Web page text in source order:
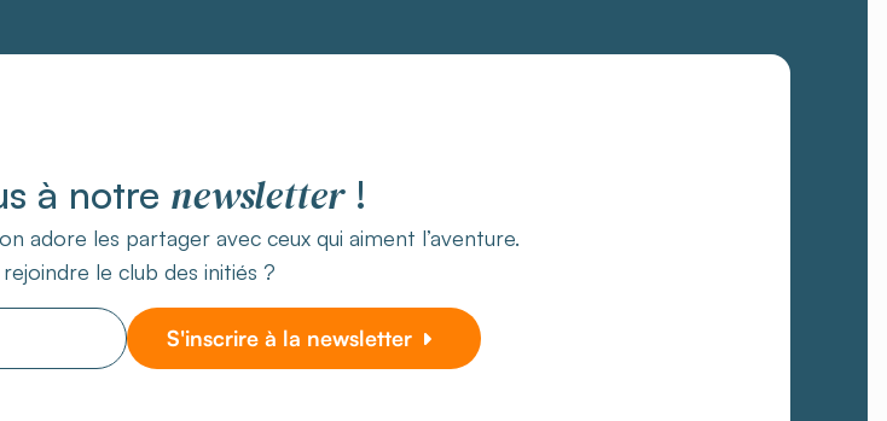
à notre newsletter!
adore les partager avec ceux qui aiment l’aventure.
le club des initiés ?
S'inscrire à la newsletter